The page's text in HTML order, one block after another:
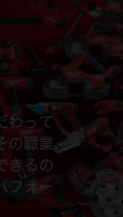
わって
の職業
きるの
フォー